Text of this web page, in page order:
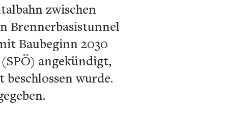
zwischen
Brennerbasistunnel
Baubeginn 2030
angekündigt,
wurde.